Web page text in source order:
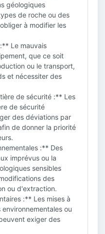
géologiques
de roche ou des
à modifier les
Le mauvais
que ce soit
ou le transport,
et nécessiter des
de sécurité :** Les
de sécurité
des déviations par
de donner la priorité
:** Des
imprévus ou la
sensibles
des
ou d'extraction.
:** Les mises à
ou
exiger des